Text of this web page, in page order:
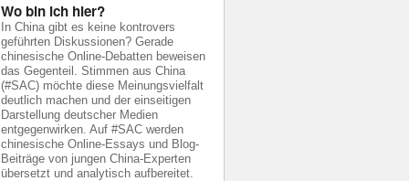
Wo bin ich hier?
In China gibt es keine kontrovers
geführten Diskussionen? Gerade
chinesische Online-Debatten beweisen
das Gegenteil. Stimmen aus China
(#SAC) möchte diese Meinungsvielfalt
deutlich machen und der einseitigen
Darstellung deutscher Medien
entgegenwirken. Auf #SAC werden
chinesische Online-Essays und Blog-
Beiträge von jungen China-Experten
übersetzt und analytisch aufbereitet.